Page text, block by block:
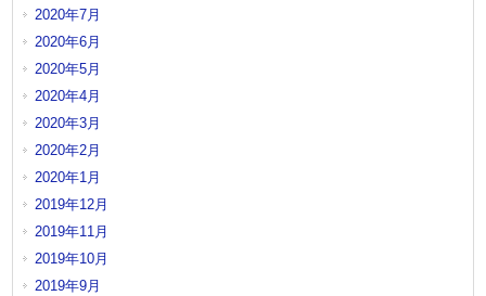
2020年7月
2020年6月
2020年5月
2020年4月
2020年3月
2020年2月
2020年1月
2019年12月
2019年11月
2019年10月
2019年9月